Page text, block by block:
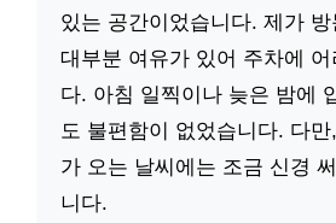
있는 공간이었습니다. 제가
대부분 여유가 있어 주차에 어
다. 아침 일찍이나 늦은 밤에
도 불편함이 없었습니다. 다만
가 오는 날씨에는 조금 신경
니다.